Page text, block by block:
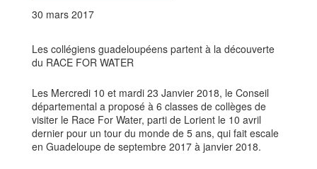
30 mars 2017
Les collégiens guadeloupéens partent à la découverte
du RACE FOR WATER
Les Mercredi 10 et mardi 23 Janvier 2018, le Conseil
départemental a proposé à 6 classes de collèges de
visiter le Race For Water, parti de Lorient le 10 avril
dernier pour un tour du monde de 5 ans, qui fait escale
en Guadeloupe de septembre 2017 à janvier 2018.